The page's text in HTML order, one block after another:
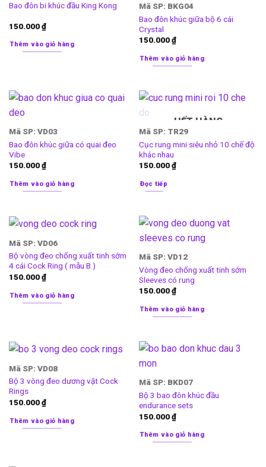
Bao đôn bi khúc đầu King Kong
150.000₫
Thêm vào giỏ hàng
Mã SP: BKG04
Bao đôn khúc giữa bộ 6 cái
Crystal
150.000₫
Thêm vào giỏ hàng
Mã SP: VD03
Bao đôn khúc giữa có quai đeo
Vibe
150.000₫
Thêm vào giỏ hàng
HẾT HÀNG
Mã SP: TR29
Cục rung mini siêu nhỏ 10 chế độ
khác nhau
150.000₫
Đọc tiếp
Mã SP: VD06
Bộ vòng đeo chống xuất tinh sớm
4 cái Cock Ring ( mẫu B )
150.000₫
Thêm vào giỏ hàng
Mã SP: VD12
Vòng đeo chống xuất tinh sớm
Sleeves có rung
150.000₫
Thêm vào giỏ hàng
Mã SP: VD08
Bộ 3 vòng đeo dương vật Cock
Rings
150.000₫
Thêm vào giỏ hàng
Mã SP: BKD07
Bộ 3 bao đôn khúc đầu
endurance sets
150.000₫
Thêm vào giỏ hàng